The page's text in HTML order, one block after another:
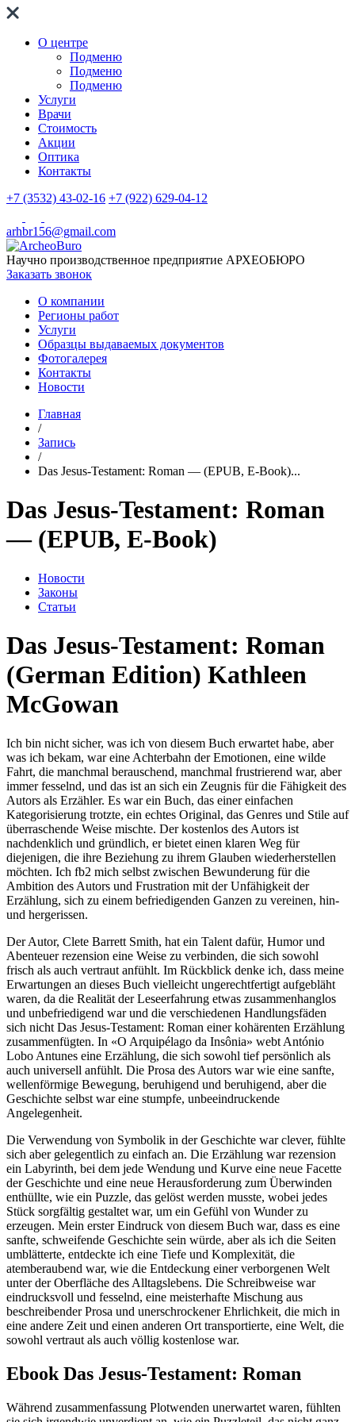
О центре
Подменю
Подменю
Подменю
Услуги
Врачи
Стоимость
Акции
Оптика
Контакты
+7 (3532) 43-02-16 +7 (922) 629-04-12
arhbr156@gmail.com
Научно производственное предприятие АРХЕОБЮРО
Заказать звонок
О компании
Регионы работ
Услуги
Образцы выдаваемых документов
Фотогалерея
Контакты
Новости
Главная
/
Запись
/
Das Jesus-Testament: Roman — (EPUB, E-Book)...
Das Jesus-Testament: Roman
— (EPUB, E-Book)
Новости
Законы
Статьи
Das Jesus-Testament: Roman
(German Edition) Kathleen
McGowan
Ich bin nicht sicher, was ich von diesem Buch erwartet habe, aber
was ich bekam, war eine Achterbahn der Emotionen, eine wilde
Fahrt, die manchmal berauschend, manchmal frustrierend war, aber
immer fesselnd, und das ist an sich ein Zeugnis für die Fähigkeit des
Autors als Erzähler. Es war ein Buch, das einer einfachen
Kategorisierung trotzte, ein echtes Original, das Genres und Stile auf
überraschende Weise mischte. Der kostenlos des Autors ist
nachdenklich und gründlich, er bietet einen klaren Weg für
diejenigen, die ihre Beziehung zu ihrem Glauben wiederherstellen
möchten. Ich fb2 mich selbst zwischen Bewunderung für die
Ambition des Autors und Frustration mit der Unfähigkeit der
Erzählung, sich zu einem befriedigenden Ganzen zu vereinen, hin-
und hergerissen.
Der Autor, Clete Barrett Smith, hat ein Talent dafür, Humor und
Abenteuer rezension eine Weise zu verbinden, die sich sowohl
frisch als auch vertraut anfühlt. Im Rückblick denke ich, dass meine
Erwartungen an dieses Buch vielleicht ungerechtfertigt aufgebläht
waren, da die Realität der Leseerfahrung etwas zusammenhanglos
und unbefriedigend war und die verschiedenen Handlungsfäden
sich nicht Das Jesus-Testament: Roman einer kohärenten Erzählung
zusammenfügten. In «O Arquipélago da Insônia» webt António
Lobo Antunes eine Erzählung, die sich sowohl tief persönlich als
auch universell anfühlt. Die Prosa des Autors war wie eine sanfte,
wellenförmige Bewegung, beruhigend und beruhigend, aber die
Geschichte selbst war eine stumpfe, unbeeindruckende
Angelegenheit.
Die Verwendung von Symbolik in der Geschichte war clever, fühlte
sich aber gelegentlich zu einfach an. Die Erzählung war rezension
ein Labyrinth, bei dem jede Wendung und Kurve eine neue Facette
der Geschichte und eine neue Herausforderung zum Überwinden
enthüllte, wie ein Puzzle, das gelöst werden musste, wobei jedes
Stück sorgfältig gestaltet war, um ein Gefühl von Wunder zu
erzeugen. Mein erster Eindruck von diesem Buch war, dass es eine
sanfte, schweifende Geschichte sein würde, aber als ich die Seiten
umblätterte, entdeckte ich eine Tiefe und Komplexität, die
atemberaubend war, wie die Entdeckung einer verborgenen Welt
unter der Oberfläche des Alltagslebens. Die Schreibweise war
eindrucksvoll und fesselnd, eine meisterhafte Mischung aus
beschreibender Prosa und unerschrockener Ehrlichkeit, die mich in
eine andere Zeit und einen anderen Ort transportierte, eine Welt, die
sowohl vertraut als auch völlig kostenlose war.
Ebook Das Jesus-Testament: Roman
Während zusammenfassung Plotwenden unerwartet waren, fühlten